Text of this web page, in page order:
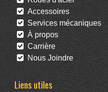
Accessoires
Services mécaniques
À propos
Carrière
Nous Joindre
Liens utiles